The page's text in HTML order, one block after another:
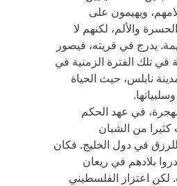
ويهيمون على
والألم، لكنهم لا
يدرج في قريته، فيصور
في تلك الفترة الزمنية في
نابلس، حيث الحياة
في عهد الحكم
كثيرا من الشبان
في دول الخليج. فكان
بلادهم في ريعان
لكن اعتزاز الفلسطيني